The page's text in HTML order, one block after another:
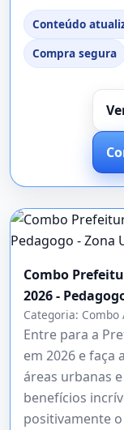
Conteúdo
Compra segura
Combo
2026 -
Categoria: Combo
Entre para a
em 2026 e faça
áreas urbanas
benefícios
positivamente